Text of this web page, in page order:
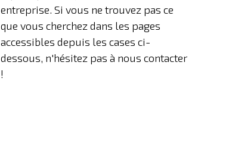
entreprise. Si vous ne trouvez pas ce
que vous cherchez dans les pages
accessibles depuis les cases ci-
dessous, n'hésitez pas à nous contacter
!